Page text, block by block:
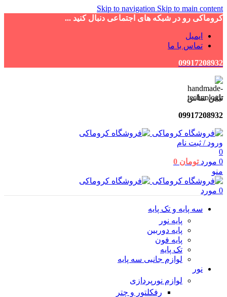
Skip to navigation Skip to main content
کروماکی رو در شبکه های اجتماعی دنبال کنید ...
ایمیل
تماس با ما
09917208932
تلفن تماس
09917208932
ورود / ثبت نام
0
0 مورد تومان
منو
0 مورد
سه پایه و تک پایه
پایه نور
پایه دوربین
پایه فون
تک پایه
لوازم جانبی سه پایه
نور
لوازم نورپردازی
رفکلتور و چتر